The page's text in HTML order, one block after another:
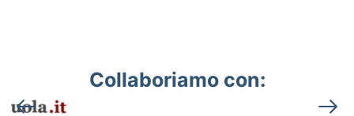
Collaboriamo con: